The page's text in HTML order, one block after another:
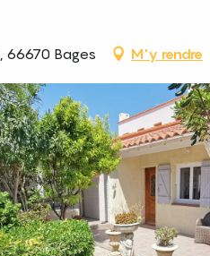
66670 Bages M'y rendre